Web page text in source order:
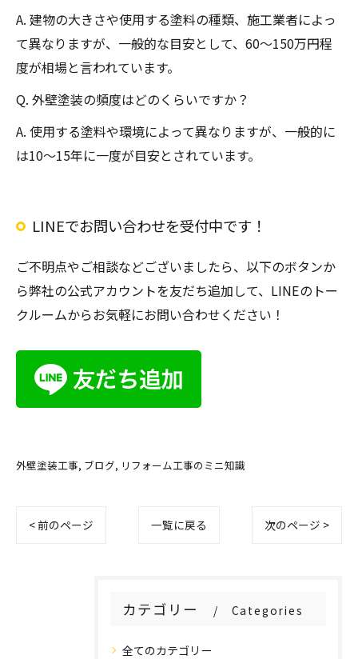
A. 建物の大きさや使用する塗料の種類、施工業者によっ
て異なりますが、一般的な目安として、60～150万円程
度が相場と言われています。
Q. 外壁塗装の頻度はどのくらいですか？
A. 使用する塗料や環境によって異なりますが、一般的に
は10～15年に一度が目安とされています。
LINEでお問い合わせを受付中です！
ご不明点やご相談などございましたら、以下のボタンか
ら弊社の公式アカウントを友だち追加して、LINEのトー
クルームからお気軽にお問い合わせください！
外壁塗装工事 ブログ リフォーム工事のミニ知識
< 前のページ 一覧に戻る 次のページ >
カテゴリー Categories
全てのカテゴリー